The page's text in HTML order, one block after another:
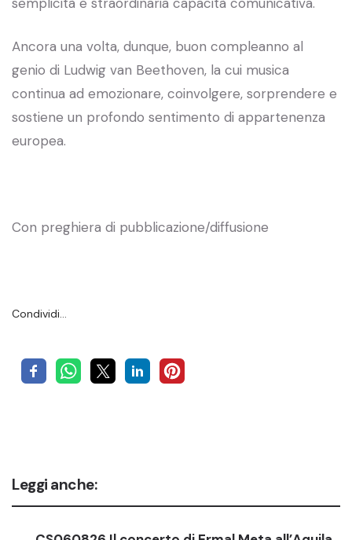
Ancora una volta, dunque, buon compleanno al
genio di Ludwig van Beethoven, la cui musica
continua ad emozionare, coinvolgere, sorprendere e
sostiene un profondo sentimento di appartenenza
europea.
Con preghiera di pubblicazione/diffusione
Condividi…
Leggi anche: